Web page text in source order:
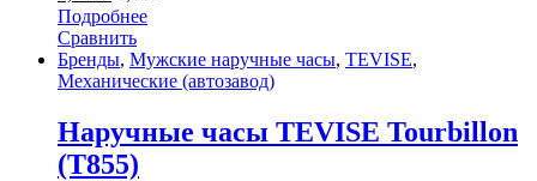
Подробнее
Сравнить
Бренды, Мужские наручные часы, TEVISE,
Механические (автозавод)
Наручные часы TEVISE Tourbillon
(T855)